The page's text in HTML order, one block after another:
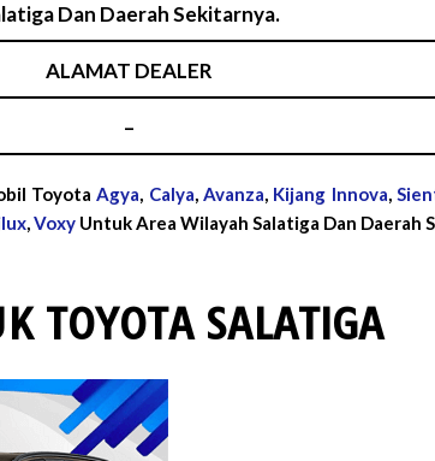
Dan Daerah Sekitarnya.
ALAMAT DEALER
–
ToyotaAgya, Calya,Avanza, Kijang Innova,
,VoxyUntuk Area Wilayah Salatiga Dan Daerah
TOYOTA SALATIGA